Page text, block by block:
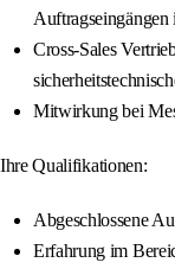
Auftragseingängen
Cross-Sales
Mitwirkung bei
Ihre Qualifikationen:
Abgeschlossene
Erfahrung im